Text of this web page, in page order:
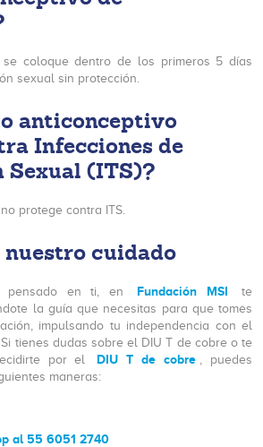
coloque dentro de los primeros 5 días
sexual sin protección.
anticonceptivo
Infecciones de
Sexual (ITS)?
protege contra ITS.
cuidado
pensado en ti, en Fundación MSI
te
la guía que necesitas para que tomes
impulsando tu independencia con el
tienes dudas sobre el DIU T de cobre o te
por el
DIU T de cobre , puedes
maneras:
al 55 6051 2740